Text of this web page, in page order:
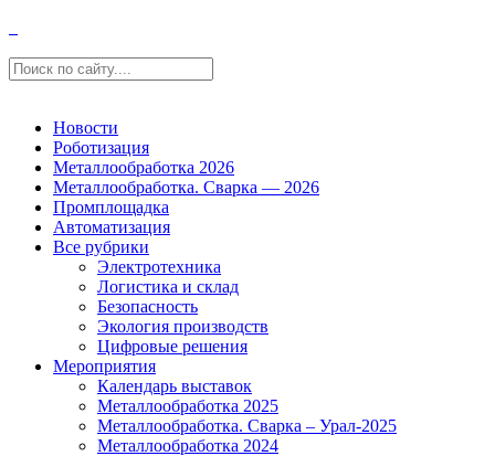
Новости
Роботизация
Металлообработка 2026
Металлообработка. Сварка — 2026
Промплощадка
Автоматизация
Все рубрики
Электротехника
Логистика и склад
Безопасность
Экология производств
Цифровые решения
Мероприятия
Календарь выставок
Металлообработка 2025
Металлообработка. Сварка – Урал-2025
Металлообработка 2024